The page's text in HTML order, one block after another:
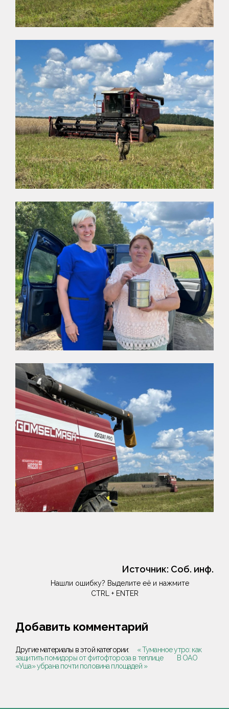
Источник: Соб. инф.
Нашли ошибку? Выделите её и нажмите
CTRL + ENTER
Добавить комментарий
Другие материалы в этой категории:
« Туманное утро: как
защитить помидоры от фитофтороза в теплице
В ОАО
«Уша» убрана почти половина площадей »